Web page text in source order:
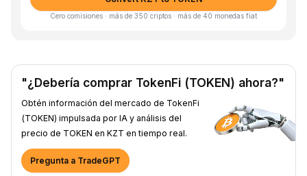
Cero comisiones · más de 350 criptos · más de 40 monedas fiat
"¿Debería comprar TokenFi (TOKEN) ahora?"
Obtén información del mercado de TokenFi
(TOKEN) impulsada por IA y análisis del
precio de TOKEN en KZT en tiempo real.
Pregunta a TradeGPT